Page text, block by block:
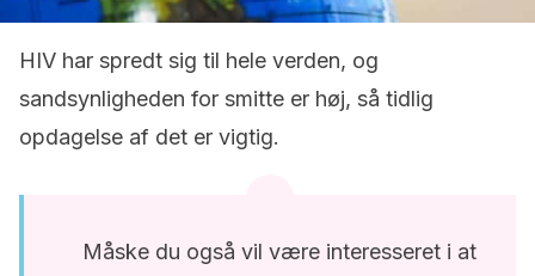
HIV har spredt sig til hele verden, og
sandsynligheden for smitte er høj, så tidlig
opdagelse af det er vigtig.
Måske du også vil være interesseret i at